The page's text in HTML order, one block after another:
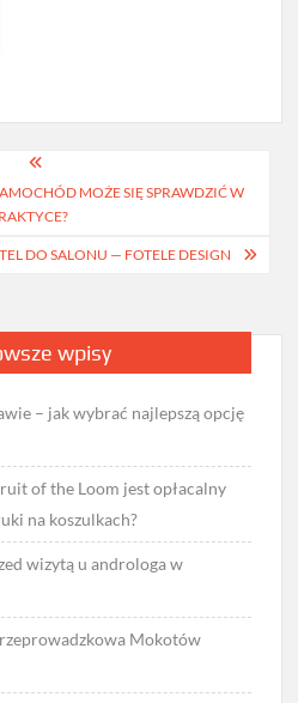
MOŻE SIĘ SPRAWDZIĆ W
DO SALONU — FOTELE DESIGN
wpisy
– jak wybrać najlepszą opcję
of the Loom jest opłacalny
na koszulkach?
wizytą u androloga w
Mokotów